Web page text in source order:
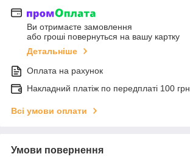
Ви отримаєте замовлення
або гроші повернуться на вашу картку
Детальніше
Оплата на рахунок
Накладний платіж по передплаті 100 грн
Всі умови оплати
Умови повернення